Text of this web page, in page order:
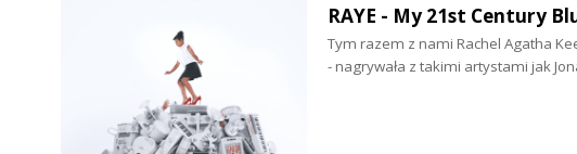
RAYE - My 21st Century
Tym razem z nami Rachel Agatha
- nagrywała z takimi artystami jak